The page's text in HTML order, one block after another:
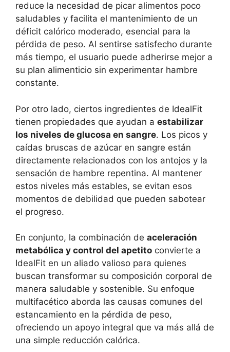
reduce la necesidad de picar alimentos poco
saludables y facilita el mantenimiento de un
déficit calórico moderado, esencial para la
pérdida de peso. Al sentirse satisfecho durante
más tiempo, el usuario puede adherirse mejor a
su plan alimenticio sin experimentar hambre
constante.
Por otro lado, ciertos ingredientes de IdealFit
tienen propiedades que ayudan a estabilizar
los niveles de glucosa en sangre. Los picos y
caídas bruscas de azúcar en sangre están
directamente relacionados con los antojos y la
sensación de hambre repentina. Al mantener
estos niveles más estables, se evitan esos
momentos de debilidad que pueden sabotear
el progreso.
En conjunto, la combinación de aceleración
metabólica y control del apetito convierte a
IdealFit en un aliado valioso para quienes
buscan transformar su composición corporal de
manera saludable y sostenible. Su enfoque
multifacético aborda las causas comunes del
estancamiento en la pérdida de peso,
ofreciendo un apoyo integral que va más allá de
una simple reducción calórica.